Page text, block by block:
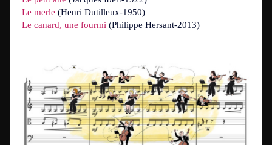
Le merle (Henri Dutilleux-1950)
Le canard, une fourmi (Philippe Hersant-2013)